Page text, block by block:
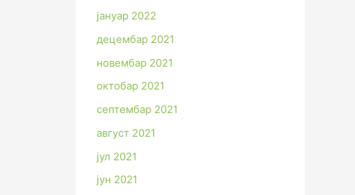
јануар 2022
децембар 2021
новембар 2021
октобар 2021
септембар 2021
август 2021
јул 2021
јун 2021